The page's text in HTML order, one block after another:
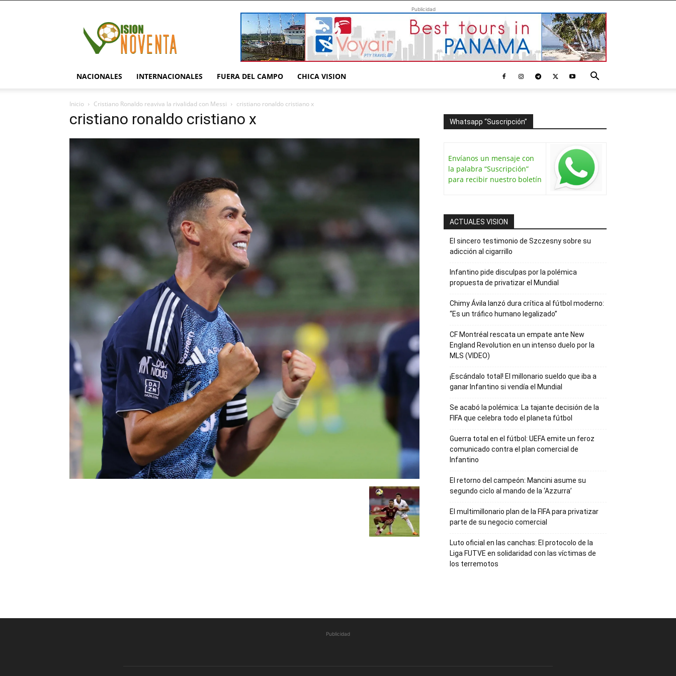
Publicidad
NACIONALES INTERNACIONALES FUERA DEL CAMPO CHICA VISION
Inicio Cristiano Ronaldo reaviva la rivalidad con Messi cristiano ronaldo cristiano x
cristiano ronaldo cristiano x Whatsapp “Suscripción”
Envíanos un mensaje con
la palabra “Suscripción”
para recibir nuestro boletín
ACTUALES VISION
El sincero testimonio de Szczesny sobre su
adicción al cigarrillo
Infantino pide disculpas por la polémica
propuesta de privatizar el Mundial
Chimy Ávila lanzó dura crítica al fútbol moderno:
“Es un tráfico humano legalizado”
CF Montréal rescata un empate ante New
England Revolution en un intenso duelo por la
MLS (VIDEO)
¡Escándalo total! El millonario sueldo que iba a
ganar Infantino si vendía el Mundial
Se acabó la polémica: La tajante decisión de la
FIFA que celebra todo el planeta fútbol
Guerra total en el fútbol: UEFA emite un feroz
comunicado contra el plan comercial de
Infantino
El retorno del campeón: Mancini asume su
segundo ciclo al mando de la ‘Azzurra’
El multimillonario plan de la FIFA para privatizar
parte de su negocio comercial
Luto oficial en las canchas: El protocolo de la
Liga FUTVE en solidaridad con las víctimas de
los terremotos
Publicidad